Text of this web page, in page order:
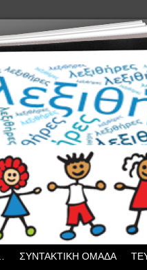
ΣΥΝΤΑΚΤΙΚΗ ΟΜΑΔΑ